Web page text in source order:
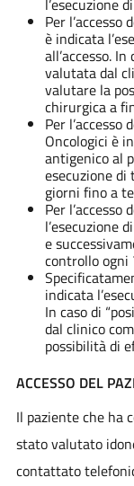
l’esecuzione
Per l’accesso
è indicata
all’accesso.
valutata dal
valutare la
chirurgica a
Per l’accesso
Oncologici è
antigenico al
esecuzione
giorni fino a
Per
l’esecuzione
e
controllo ogni
indicata
In caso di
dal clinico
possibilità di
ACCESSO DEL
Il paziente che ha
stato valutato
contattato